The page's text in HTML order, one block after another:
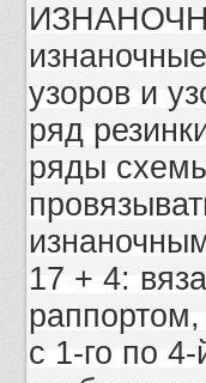
узоров и
ряд
ряды
17 + 4:
с 1-го по